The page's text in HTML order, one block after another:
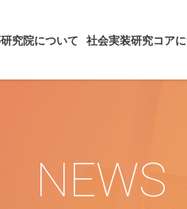
究院について 社会実装研究コア
NEWS